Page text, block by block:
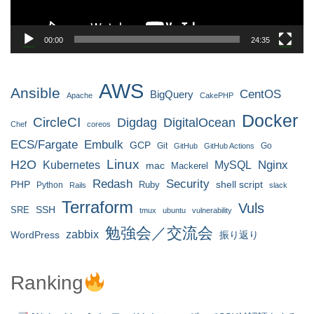
00:00 24:35
Ansible Apache AWS BigQuery CakePHP CentOS
Chef CircleCI coreos Digdag DigitalOcean Docker
ECS/Fargate Embulk GCP Git GitHub GitHub Actions Go
H2O Kubernetes Linux mac Mackerel MySQL Nginx
PHP Python Rails Redash Ruby Security shell script slack
SRE SSH Terraform tmux ubuntu vulnerability Vuls
WordPress zabbix 勉強会／交流会 振り返り
Ranking